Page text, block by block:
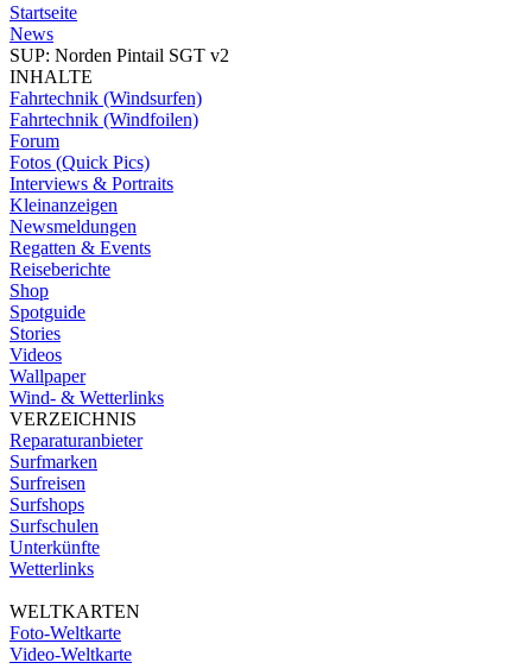
Startseite
News
SUP: Norden Pintail SGT v2
INHALTE
Fahrtechnik (Windsurfen)
Fahrtechnik (Windfoilen)
Forum
Fotos (Quick Pics)
Interviews & Portraits
Kleinanzeigen
Newsmeldungen
Regatten & Events
Reiseberichte
Shop
Spotguide
Stories
Videos
Wallpaper
Wind- & Wetterlinks
VERZEICHNIS
Reparaturanbieter
Surfmarken
Surfreisen
Surfshops
Surfschulen
Unterkünfte
Wetterlinks
WELTKARTEN
Foto-Weltkarte
Video-Weltkarte